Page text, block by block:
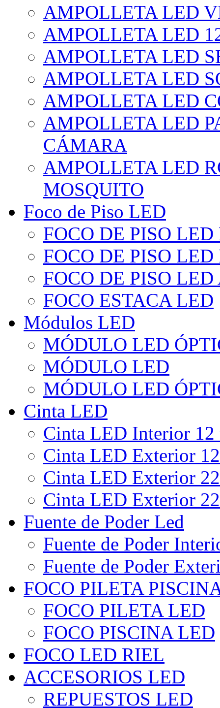
AMPOLLETA LED
AMPOLLETA LED
AMPOLLETA LED
AMPOLLETA LED
AMPOLLETA LED
AMPOLLETA LED
CÁMARA
AMPOLLETA LED
MOSQUITO
Foco de Piso LED
FOCO DE PISO
FOCO DE PISO
FOCO DE PISO
FOCO ESTACA LED
Módulos LED
MÓDULO LED
MÓDULO LED
MÓDULO LED
Cinta LED
Cinta LED Interior
Cinta LED Exterior
Cinta LED Exterior
Cinta LED Exterior
Fuente de Poder Led
Fuente de Poder
Fuente de Poder
FOCO PILETA
FOCO PILETA LED
FOCO PISCINA LED
FOCO LED RIEL
ACCESORIOS LED
REPUESTOS LED